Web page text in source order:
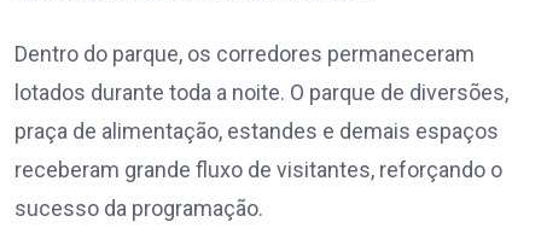
Dentro do parque, os corredores permaneceram
lotados durante toda a noite. O parque de diversões,
praça de alimentação, estandes e demais espaços
receberam grande fluxo de visitantes, reforçando o
sucesso da programação.